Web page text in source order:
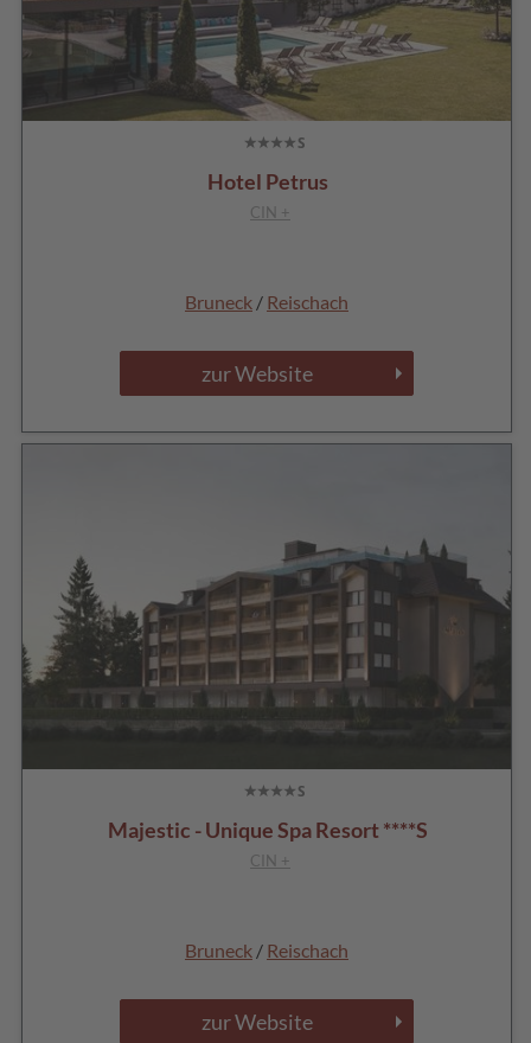
Hotel Petrus
CIN +
Bruneck / Reischach
zur Website
Majestic - Unique Spa Resort ****S
CIN +
Bruneck / Reischach
zur Website